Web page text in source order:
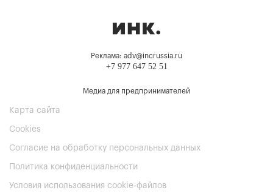
Реклама: adv@incrussia.ru
+7 977 647 52 51
Медиа для предпринимателей
Карта сайта
Cookies
Согласие на обработку персональных данных
Политика конфиденциальности
Условия использования cookie-файлов